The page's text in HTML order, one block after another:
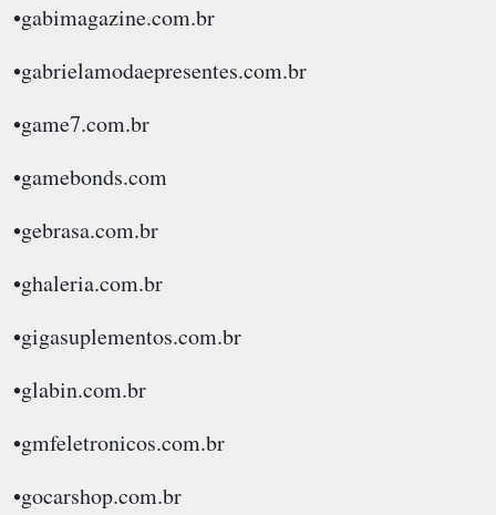
•gabimagazine.com.br
•gabrielamodaepresentes.com.br
•game7.com.br
•gamebonds.com
•gebrasa.com.br
•ghaleria.com.br
•gigasuplementos.com.br
•glabin.com.br
•gmfeletronicos.com.br
•gocarshop.com.br